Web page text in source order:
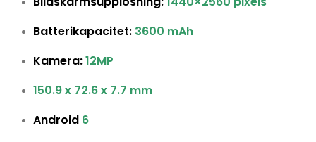
Batterikapacitet: 3600 mAh
Kamera:12MP
150.9 x 72.6 x 7.7 mm
Android 6